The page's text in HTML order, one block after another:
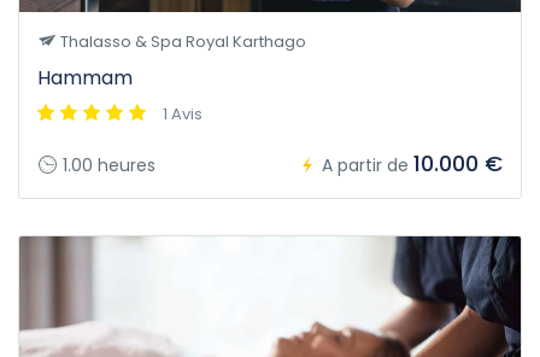
Thalasso & Spa Royal Karthago
Hammam
1 Avis
1.00 heures A partir de 10.000 €